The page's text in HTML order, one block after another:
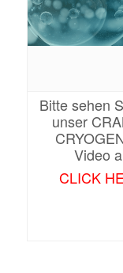
Bitte sehen
unser
Video
CLICK